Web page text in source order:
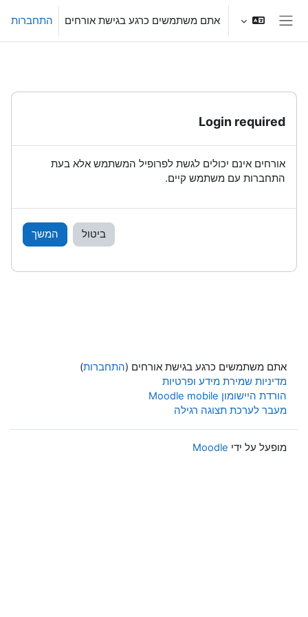
חלון סקירה צדדי
אתם משתמשים כרגע בגישת אורחים התחברות
Login required
אורחים אינם יכולים לגשת לפרופיל המשתמש אלא בעת
התחברות עם משתמש קיים.
ביטול המשך
אתם משתמשים כרגע בגישת אורחים (התחברות)
מדיניות שמירת מידע ופרטיות
הורדת היישומון Moodle mobile
מעבר לערכת תצוגה רגילה
מופעל על ידי Moodle